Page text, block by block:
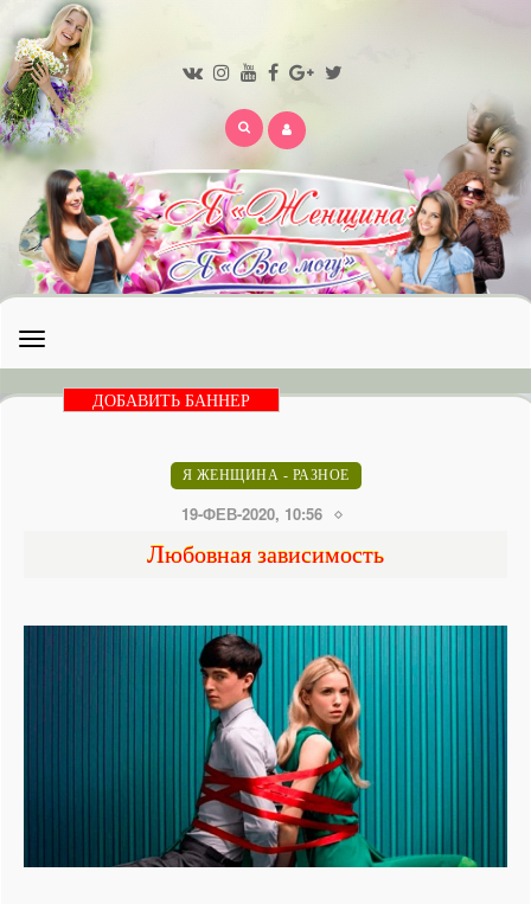
Открыть
меню
ДОБАВИТЬ БАННЕР
Я ЖЕНЩИНА - РАЗНОЕ
19-ФЕВ-2020, 10:56
Любовная зависимость